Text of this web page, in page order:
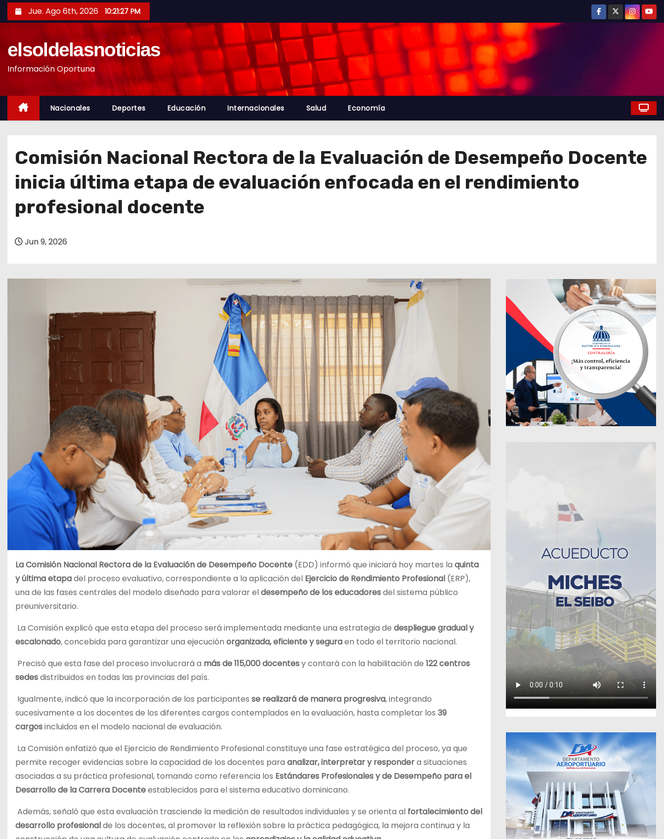
a
Jue. Ago 6th, 2026 10:21:29 PM
elsoldelasnoticias
Información Oportuna
Nacionales Deportes Educación Internacionales Salud Economía
Comisión Nacional Rectora de la Evaluación de Desempeño Docente
inicia última etapa de evaluación enfocada en el rendimiento
profesional docente
Jun 9, 2026
La Comisión Nacional Rectora de la Evaluación de Desempeño Docente (EDD) informó que iniciará hoy martes la quinta
y última etapadel proceso evaluativo, correspondiente a la aplicación del Ejercicio de Rendimiento Profesional (ERP),
una de las fases centrales del modelo diseñado para valorar eldesempeño de los educadoresdel sistema público
preuniversitario.
La Comisión explicó que esta etapa del proceso será implementada mediante una estrategia de despliegue gradual y
escalonado, concebida para garantizar una ejecución organizada, eficiente y seguraen todo el territorio nacional.
Precisó que esta fase del proceso involucrará a más de 115,000 docentesy contará con la habilitación de 122 centros
sedesdistribuidos en todas las provincias del país.
Igualmente, indicó que la incorporación de los participantes se realizará de manera progresiva, integrando
sucesivamente a los docentes de los diferentes cargos contemplados en la evaluación, hasta completar los 39
cargosincluidos en el modelo nacional de evaluación.
La Comisión enfatizó que el Ejercicio de Rendimiento Profesional constituye una fase estratégica del proceso, ya que
permite recoger evidencias sobre la capacidad de los docentes para analizar, interpretar y respondera situaciones
asociadas a su práctica profesional, tomando como referencia los Estándares Profesionales y de Desempeño para el
Desarrollo de la Carrera Docenteestablecidos para el sistema educativo dominicano.
Además, señaló que esta evaluación trasciende la medición de resultados individuales y se orienta al fortalecimiento del
desarrollo profesionalde los docentes, al promover la reflexión sobre la práctica pedagógica, la mejora continua y la